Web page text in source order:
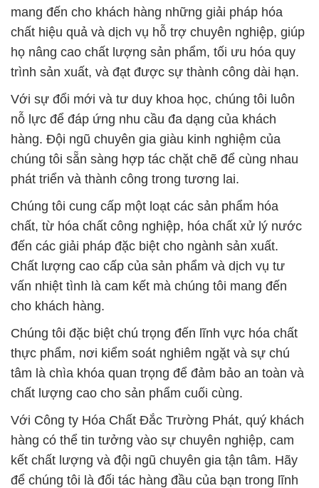
mang đến cho khách hàng những giải pháp hóa
chất hiệu quả và dịch vụ hỗ trợ chuyên nghiệp, giúp
họ nâng cao chất lượng sản phẩm, tối ưu hóa quy
trình sản xuất, và đạt được sự thành công dài hạn.
Với sự đổi mới và tư duy khoa học, chúng tôi luôn
nỗ lực để đáp ứng nhu cầu đa dạng của khách
hàng. Đội ngũ chuyên gia giàu kinh nghiệm của
chúng tôi sẵn sàng hợp tác chặt chẽ để cùng nhau
phát triển và thành công trong tương lai.
Chúng tôi cung cấp một loạt các sản phẩm hóa
chất, từ hóa chất công nghiệp, hóa chất xử lý nước
đến các giải pháp đặc biệt cho ngành sản xuất.
Chất lượng cao cấp của sản phẩm và dịch vụ tư
vấn nhiệt tình là cam kết mà chúng tôi mang đến
cho khách hàng.
Chúng tôi đặc biệt chú trọng đến lĩnh vực hóa chất
thực phẩm, nơi kiểm soát nghiêm ngặt và sự chú
tâm là chìa khóa quan trọng để đảm bảo an toàn và
chất lượng cao cho sản phẩm cuối cùng.
Với Công ty Hóa Chất Đắc Trường Phát, quý khách
hàng có thể tin tưởng vào sự chuyên nghiệp, cam
kết chất lượng và đội ngũ chuyên gia tận tâm. Hãy
để chúng tôi là đối tác hàng đầu của bạn trong lĩnh